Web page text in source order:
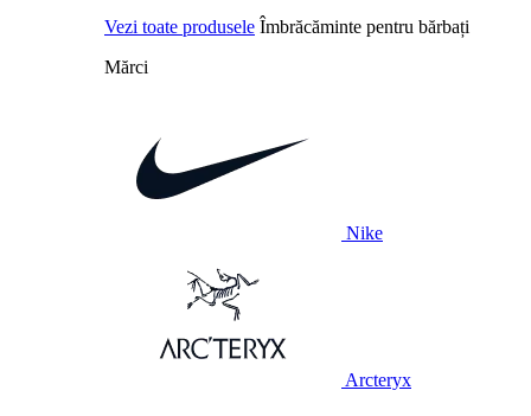
Vezi toate produsele Îmbrăcăminte pentru bărbați
Mărci
Nike
Arcteryx